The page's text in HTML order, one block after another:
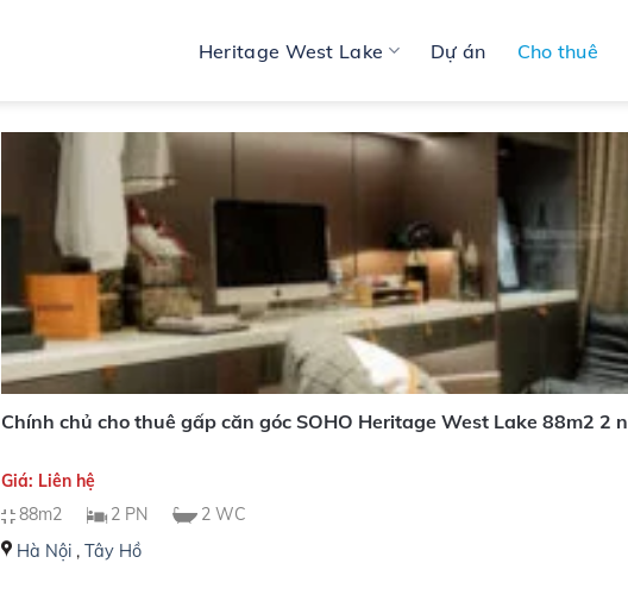
Heritage West Lake Dự án Cho thuê
Chính chủ cho thuê gấp căn góc SOHO Heritage West Lake 88m2
Giá: Liên hệ
88m2
2 PN
2 WC
Hà Nội ,Tây Hồ